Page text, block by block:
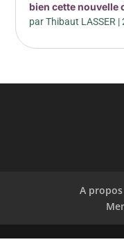
bien cette nouvelle
parThibaut LASSER |
A propos